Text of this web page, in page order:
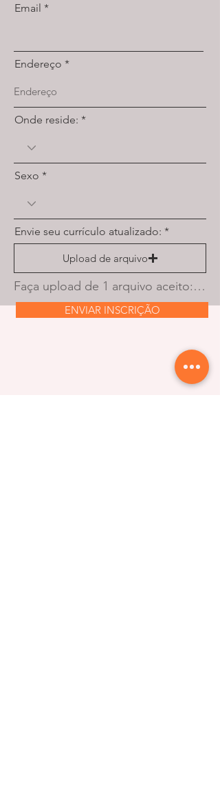
Email
Endereço
Onde reside:
Sexo
Envie seu currículo atualizado:
Upload de arquivo
Faça upload de 1 arquivo aceito: PDF ou document. O tamanho máximo é de 10 MB.
ENVIAR INSCRIÇÃO